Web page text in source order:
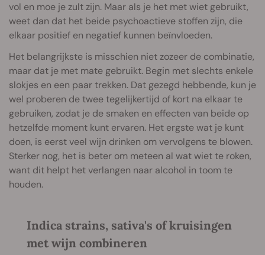
vol en moe je zult zijn. Maar als je het met wiet gebruikt,
weet dan dat het beide psychoactieve stoffen zijn, die
elkaar positief en negatief kunnen beïnvloeden.
Het belangrijkste is misschien niet zozeer de combinatie,
maar dat je met mate gebruikt. Begin met slechts enkele
slokjes en een paar trekken. Dat gezegd hebbende, kun je
wel proberen de twee tegelijkertijd of kort na elkaar te
gebruiken, zodat je de smaken en effecten van beide op
hetzelfde moment kunt ervaren. Het ergste wat je kunt
doen, is eerst veel wijn drinken om vervolgens te blowen.
Sterker nog, het is beter om meteen al wat wiet te roken,
want dit helpt het verlangen naar alcohol in toom te
houden.
Indica strains, sativa's of kruisingen
met wijn combineren